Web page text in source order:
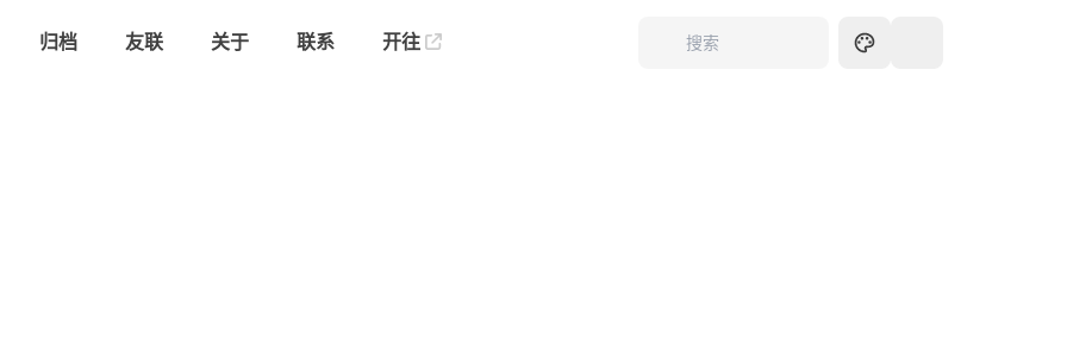
归档 友联 关于 联系 开往